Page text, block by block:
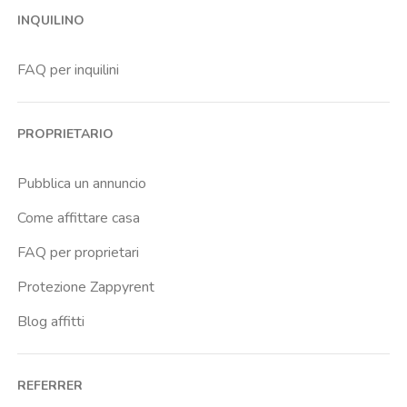
Bicocca
Buenos Aires
Buonarroti
Caiazzo
Cascina Gobba
INQUILINO
FAQ per inquilini
PROPRIETARIO
Pubblica un annuncio
Come affittare casa
FAQ per proprietari
Protezione Zappyrent
Blog affitti
REFERRER